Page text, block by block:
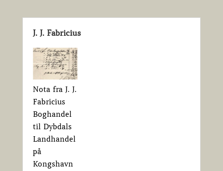
J. J. Fabricius
Nota fra J. J.
Fabricius
Boghandel
til Dybdals
Landhandel
på
Kongshavn